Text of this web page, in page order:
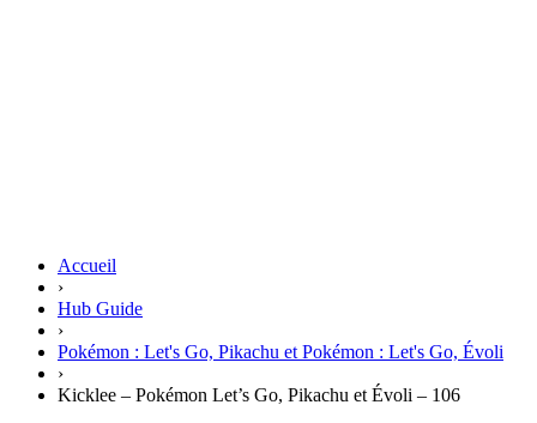
Accueil
›
Hub Guide
›
Pokémon : Let's Go, Pikachu et Pokémon : Let's Go, Évoli
›
Kicklee – Pokémon Let’s Go, Pikachu et Évoli – 106